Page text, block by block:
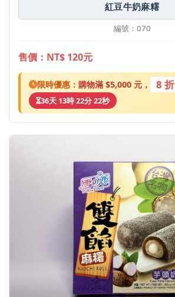
紅豆牛奶麻糬
編號：070
售價：NT$ 120元
限時優惠： 購物滿 $5,000 元， 8 折
36天 13時 22分 22秒